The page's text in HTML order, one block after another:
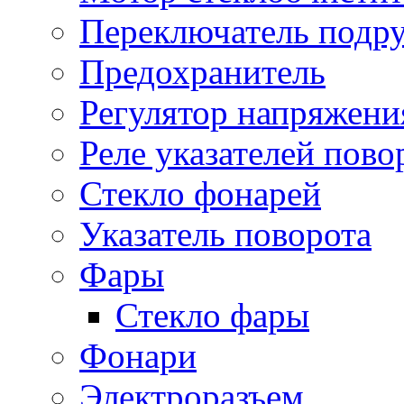
Переключатель
Предохранитель
Регулятор
Реле указателей
Стекло фонарей
Указатель поворота
Фары
Стекло фары
Фонари